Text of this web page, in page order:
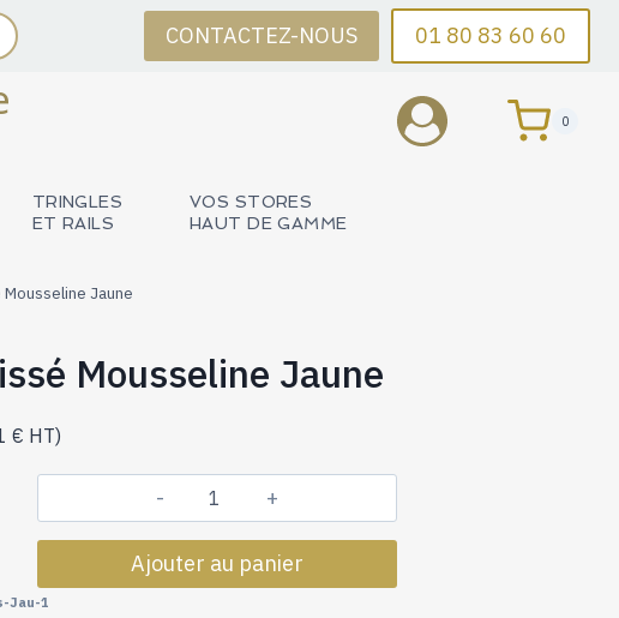
CONTACTEZ-NOUS 01 80 83 60 60
0
TRINGLES
ET RAILS
VOS STORES
HAUT DE GAMME
Jaune
Mousseline Jaune
€ HT)
quantité
de
Bande
Ajouter au panier
Jau-1